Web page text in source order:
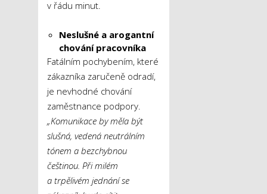
v řádu minut.
Neslušné a arogantní
chování pracovníka
Fatálním pochybením, které
zákazníka zaručeně odradí,
je nevhodné chování
zaměstnance podpory.
„Komunikace by měla být
slušná, vedená neutrálním
tónem a bezchybnou
češtinou. Při milém
a trpělivém jednání se